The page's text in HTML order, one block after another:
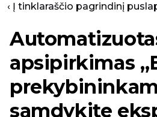
‹ Į tinklaraščio pagrindinį
apsipirkimas
samdykite